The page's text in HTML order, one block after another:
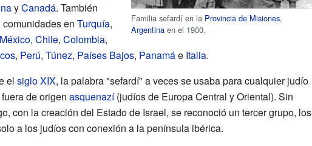
Familia sefardí en la Provincia de Misiones,
Argentina en el 1900.
yCanadá. También
en Turquía,
México, Chile, Colombia,
, Perú, Túnez, Países Bajos, Panamáe Italia.
el siglo XIX, la palabra "sefardí" a veces se usaba para cualquier judío
de origen asquenazí(judíos de Europa Central y Oriental). Sin
con la creación del Estado de Israel, se reconoció un tercer grupo, los
a los judíos con conexión a la península ibérica.